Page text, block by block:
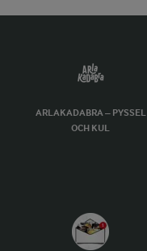
ARLAKADABRA – PYSSEL
OCH KUL